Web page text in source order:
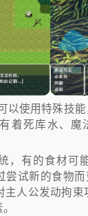
以使用特殊技
着死库水、魔
，有的食材可
尝试新的食物
主人公发动拘